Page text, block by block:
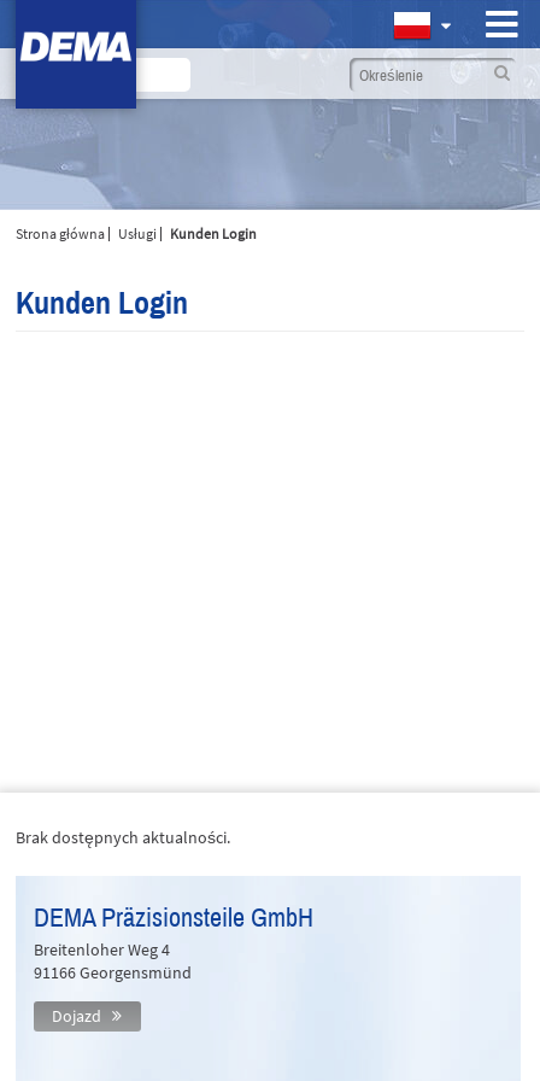
Strona główna Usługi Kunden Login
Kunden Login
Brak dostępnych aktualności.
DEMA Präzisionsteile GmbH
Breitenloher Weg 4
91166 Georgensmünd
Dojazd